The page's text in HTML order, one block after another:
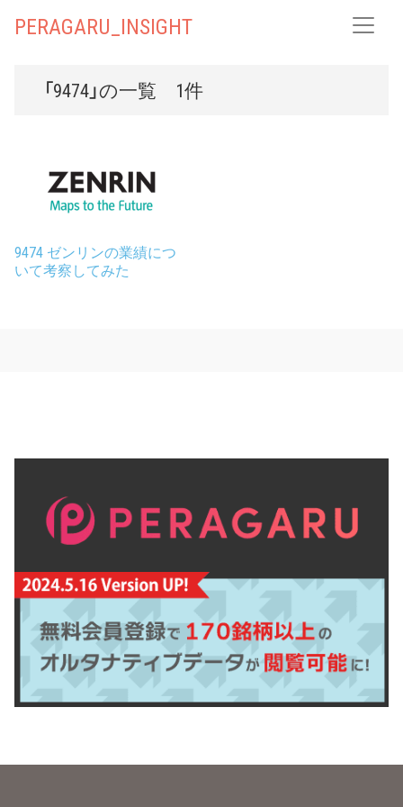
PERAGARU_INSIGHT
「9474」の一覧 1件
9474 ゼンリンの業績につ
いて考察してみた